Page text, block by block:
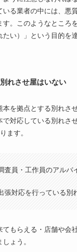
る業者の中には、悪
。このようなところ
たい）」という目的を
れさせ屋はいない
本を拠点とする別れさ
で対応している別れさ
ます。
査員・工作員のアルバ
張対応を行っている別
てもらえる・店舗や会
ょう。